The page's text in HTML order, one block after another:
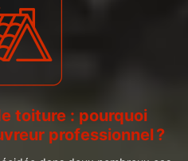
toiture : pourquoi
professionnel ?